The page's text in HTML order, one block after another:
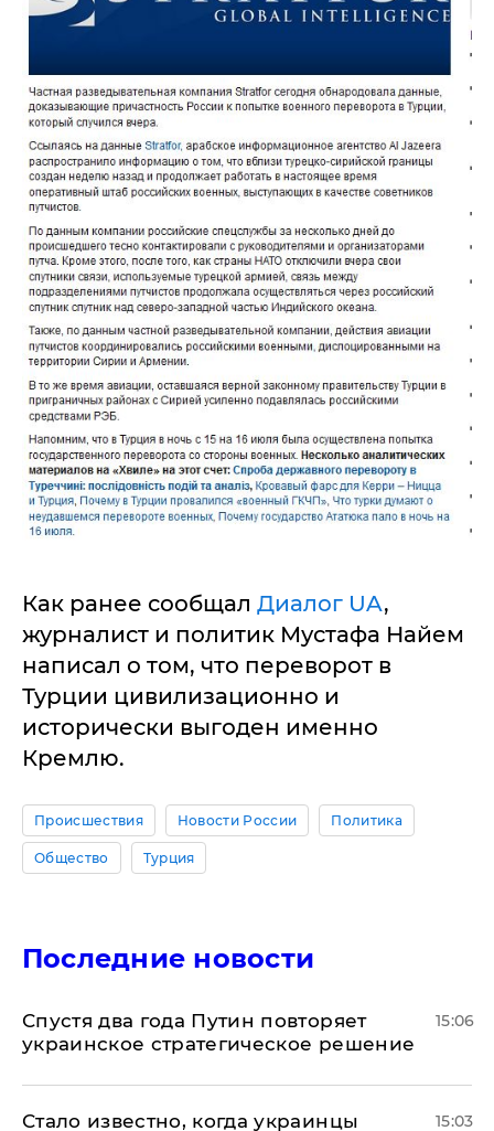
Как ранее сообщал Диалог UA,
журналист и политик Мустафа Найем
написал о том, что переворот в
Турции цивилизационно и
исторически выгоден именно
Кремлю.
Происшествия Новости России Политика
Общество Турция
Последние новости
Спустя два года Путин повторяет
украинское стратегическое решение
15:06
Стало известно, когда украинцы 15:03